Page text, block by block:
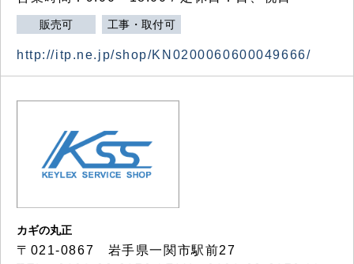
販売可 工事・取付可
http://itp.ne.jp/shop/KN0200060600049666/
カギの丸正
〒021-0867 岩手県一関市駅前27